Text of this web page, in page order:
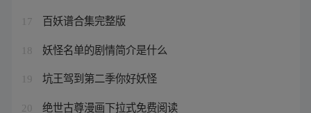
17 百妖谱合集完整版
18 妖怪名单的剧情简介是什么
19 坑王驾到第二季你好妖怪
20 绝世古尊漫画下拉式免费阅读